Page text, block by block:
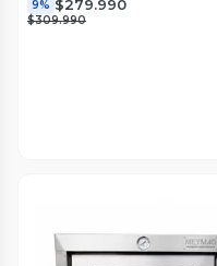
9% $279.990
$309.990